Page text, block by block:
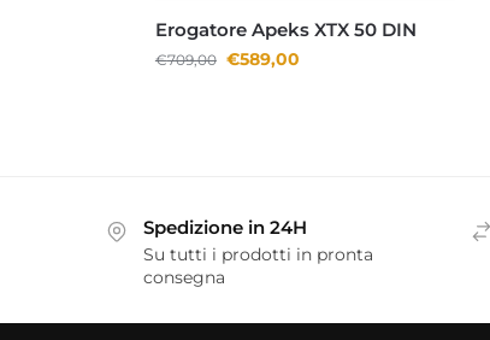
Erogatore Apeks XTX 50 DIN
€709,00 €589,00
Spedizione in 24H
Su tutti i prodotti in pronta
consegna